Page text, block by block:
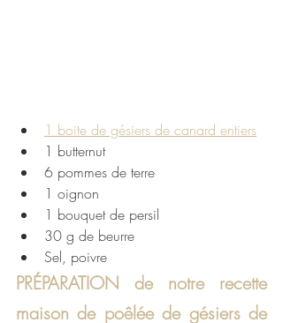
1 boite de gésiers de canard entiers
1 butternut
6 pommes de terre
1 oignon
1 bouquet de persil
30 g de beurre
Sel, poivre
PRÉPARATION de notre recette
maison de poêlée de gésiers de